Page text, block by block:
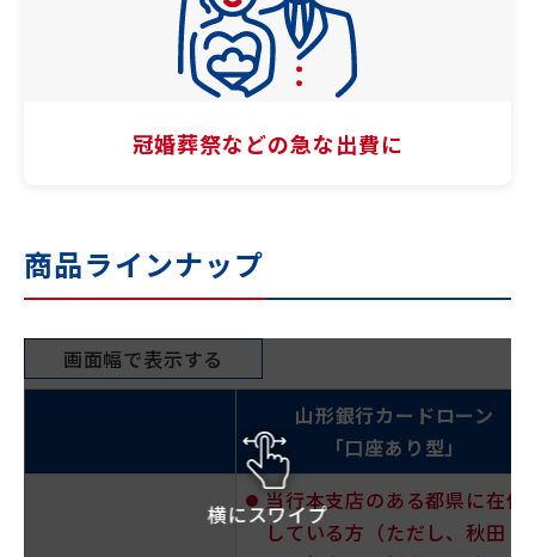
冠婚葬祭などの急な出費に
商品ラインナップ
画面幅で表示する
山形銀行カードローン
「口座あり型」
当行本支店のある都県に在住
している方（ただし、秋田
横にスワイプ